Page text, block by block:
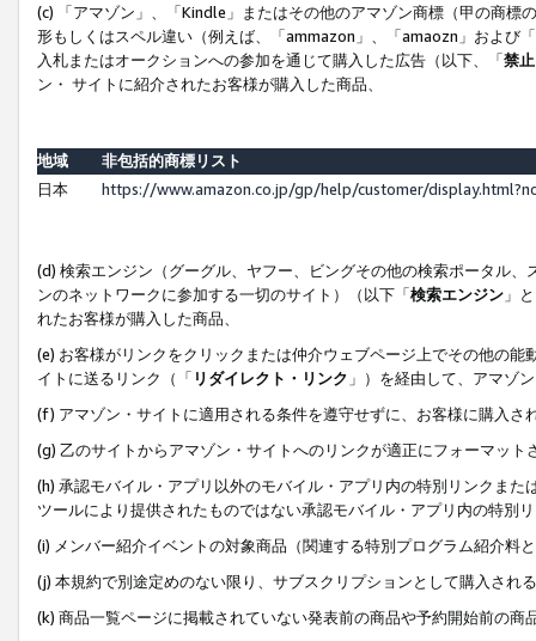
(c) 「アマゾン」、「Kindle」またはその他のアマゾン商標（甲の商
形もしくはスペル違い（例えば、「ammazon」、「amaozn」および
入札またはオークションへの参加を通じて購入した広告（以下、「禁
ン・ サイトに紹介されたお客様が購入した商品、
地域
非包括的商標リスト
日本
https://www.amazon.co.jp/gp/help/customer/
(d) 検索エンジン（グーグル、ヤフー、ビングその他の検索ポータル
ンのネットワークに参加する一切のサイト）（以下「検索エンジン 」
れたお客様が購入した商品、
(e) お客様がリンクをクリックまたは仲介ウェブページ上でその他の
イトに送るリンク（「 リダイレクト・リンク 」）を経由して、アマゾ
(f) アマゾン・サイトに適用される条件を遵守せずに、お客様に購入さ
(g) 乙のサイトからアマゾン・サイトへのリンクが適正にフォーマッ
(h) 承認モバイル・アプリ以外のモバイル・アプリ内の特別リンクま
ツールにより提供されたものではない承認モバイル・アプリ内の特別
(i) メンバー紹介イベントの対象商品（関連する特別プログラム紹介料
(j) 本規約で別途定めのない限り、サブスクリプションとして購入され
(k) 商品一覧ページに掲載されていない発表前の商品や予約開始前の商